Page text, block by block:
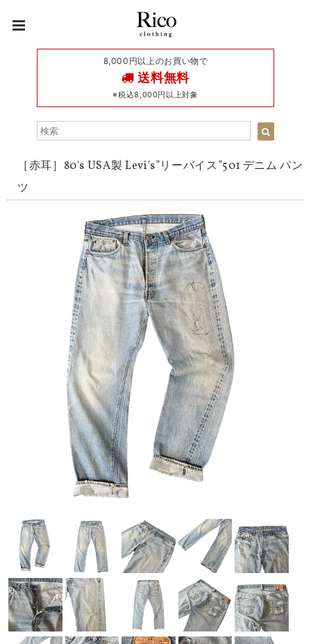
8,000円以上のお買い物で
送料無料
※税込8,000円以上対象
［赤耳］80's USA製 Levi's”リーバイス”501 デニム パン
ツ